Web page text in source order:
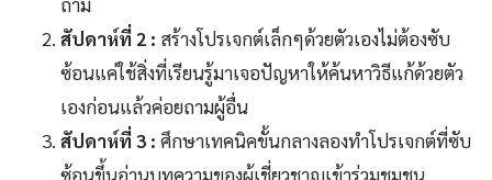
สัปดาห์ที่ 2 : สร้างโปรเจกต์เล็กๆด้วยตัวเองไม่ต้องซับ
ซ้อนแค่ใช้สิ่งที่เรียนรู้มาเจอปัญหาให้ค้นหาวิธีแก้ด้วยตัว
เองก่อนแล้วค่อยถามผู้อื่น
สัปดาห์ที่ 3 : ศึกษาเทคนิคขั้นกลางลองทำโปรเจกต์ที่ซับ
ซ้อนขึ้นอ่านบทความของผู้เชี่ยวชาญเข้าร่วมชุมชน